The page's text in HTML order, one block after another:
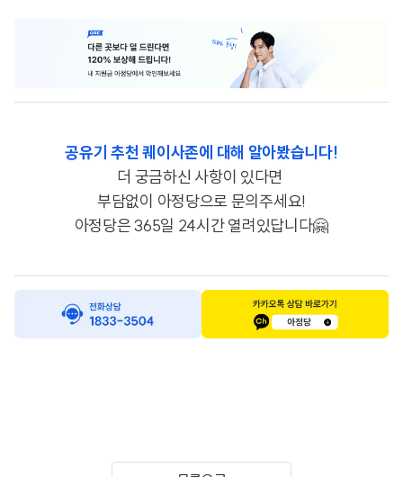
공유기 추천 퀘이사존에 대해 알아봤습니다!
더 궁금하신 사항이 있다면
부담없이 아정당으로 문의주세요!
아정당은 365일 24시간 열려있답니다🤗